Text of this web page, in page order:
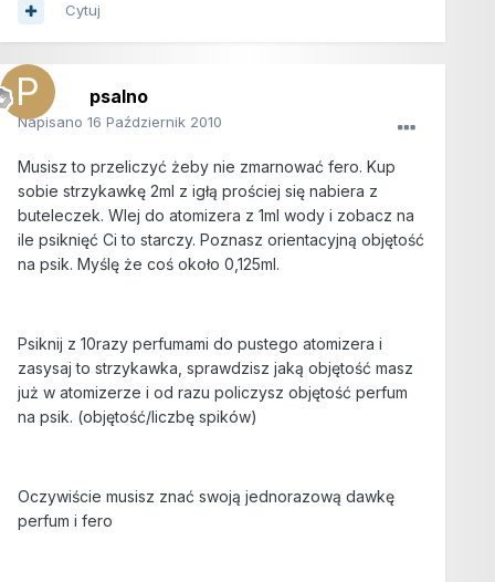
Cytuj
psalno
Napisano 16 Październik 2010
Musisz to przeliczyć żeby nie zmarnować fero. Kup
sobie strzykawkę 2ml z igłą prościej się nabiera z
buteleczek. Wlej do atomizera z 1ml wody i zobacz na
ile psiknięć Ci to starczy. Poznasz orientacyjną objętość
na psik. Myślę że coś około 0,125ml.
Psiknij z 10razy perfumami do pustego atomizera i
zasysaj to strzykawka, sprawdzisz jaką objętość masz
już w atomizerze i od razu policzysz objętość perfum
na psik. (objętość/liczbę spików)
Oczywiście musisz znać swoją jednorazową dawkę
perfum i fero